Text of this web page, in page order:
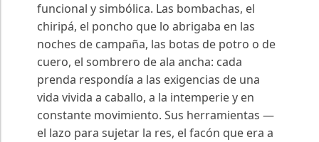
funcional y simbólica. Las bombachas, el
chiripá, el poncho que lo abrigaba en las
noches de campaña, las botas de potro o de
cuero, el sombrero de ala ancha: cada
prenda respondía a las exigencias de una
vida vivida a caballo, a la intemperie y en
constante movimiento. Sus herramientas —
el lazo para sujetar la res, el facón que era a